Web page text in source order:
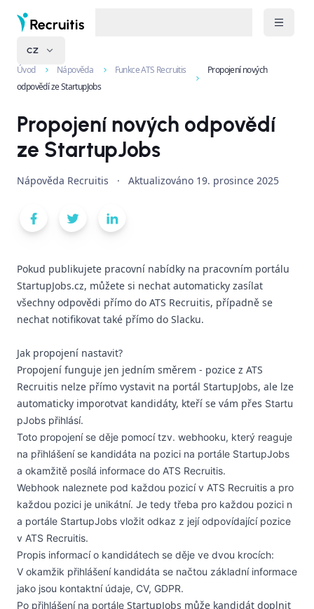
CZ
Úvod Nápověda Funkce ATS Recruitis
Propojení nových
odpovědí ze StartupJobs
Propojení nových odpovědí
ze StartupJobs
Nápověda Recruitis · Aktualizováno 19. prosince 2025
Pokud publikujete pracovní nabídky na pracovním portálu
StartupJobs.cz, můžete si nechat automaticky zasílat
všechny odpovědi přímo do ATS Recruitis, případně se
nechat notifikovat také přímo do Slacku.
Jak propojení nastavit?
Propojení funguje jen jedním směrem - pozice z ATS
Recruitis nelze přímo vystavit na portál StartupJobs, ale lze
automaticky imporotvat kandidáty, kteří se vám přes Startu
pJobs přihlásí.
Toto propojení se děje pomocí tzv. webhooku, který reaguje
na přihlášení se kandidáta na pozici na portále StartupJobs
a okamžitě posílá informace do ATS Recruitis.
Webhook naleznete pod každou pozicí v ATS Recruitis a pro
každou pozici je unikátní. Je tedy třeba pro každou pozici n
a portále StartupJobs vložit odkaz z její odpovídající pozice
v ATS Recruitis.
Propis informací o kandidátech se děje ve dvou krocích:
V okamžik přihlášení kandidáta se načtou základní informace
jako jsou kontaktní údaje, CV, GDPR.
Po přihlášení na portále StartupJobs může kandidát doplnit